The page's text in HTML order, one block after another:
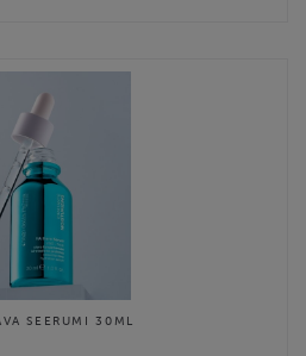
SEERUMI 30ML